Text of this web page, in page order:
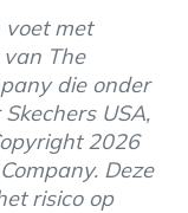
voet met
The
die onder
USA,
2026
Deze
risico op